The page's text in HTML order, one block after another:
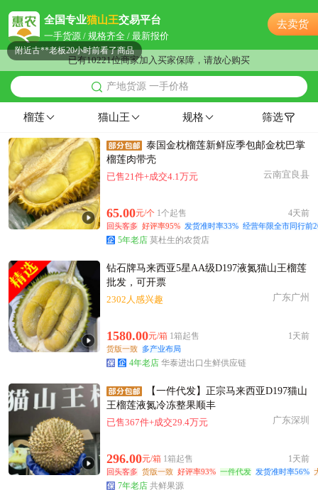
全国专业猫山王交易平台
一手货源 / 规格齐全 / 最新报价
去卖货
已有10221位商家加入买家保障，请放心购买
产地货源 一手价格
附近程**老板12小时前看了商品
附近卢**老板14小时前看了商品
附近古**老板20小时前看了商品
附近蔡**老板8分钟前询价供应商
镇江市岳**老板46分钟前获取了报价
附近沈**老板9小时前看了商品
镇江市康**老板35分钟前询价供应商
镇江市郭**老板35分钟前看了商品
镇江市蒋**老板56分钟前看了商品
附近宁**老板24分钟前看了商品
附近姜**老板16小时前询价供应商
附近姚**老板5小时前看了商品
附近李**老板12分钟前获取了报价
附近邹**老板37分钟前看了商品
附近高**老板23小时前获取了报价
附近康**老板15小时前看了商品
附近欧阳**老板4小时前看了商品
镇江市杨**老板11小时前成功采购
榴莲 猫山王 规格 筛选
泰国金枕榴莲新鲜应季包邮金枕巴掌
榴莲肉带壳
已售21件+成交4.1万元
云南宜良县
65.00元/个 1个起售 4天前
回头客多 好评率95% 发货准时率33% 经营年限全市同行前
5年老店 莫杜生的农货店
钻石牌马来西亚5星AA级D197液氮猫山王榴莲
批发，可开票
2302人感兴趣
广东广州
1580.00元/箱 1箱起售 1天前
货版一致 多产业布局
4年老店 华泰进出口生鲜供应链
【一件代发】正宗马来西亚D197猫山
王榴莲液氮冷冻整果顺丰
已售367件+成交29.4万元
广东深圳
296.00元/箱 1箱起售 1天前
回头客多 货版一致 好评率93% 一件代发 发货准时率56%
7年老店 共鲜果源